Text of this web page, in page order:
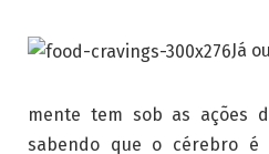
Já
mente tem sob as ações
sabendo que o cérebro é